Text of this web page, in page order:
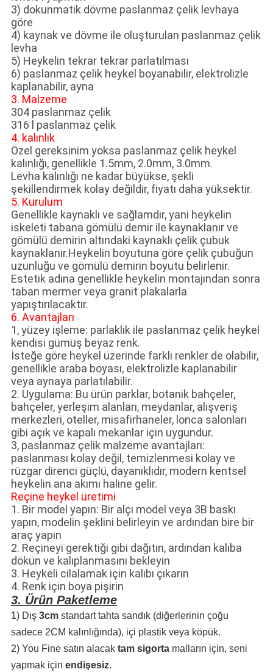
3) dokunmatik dövme paslanmaz çelik levhaya
göre
4) kaynak ve dövme ile oluşturulan paslanmaz çelik
levha
5) Heykelin tekrar tekrar parlatılması
6) paslanmaz çelik heykel boyanabilir, elektrolizle
kaplanabilir, ayna
3. Malzeme
304 paslanmaz çelik
316 l paslanmaz çelik
4. kalınlık
Özel gereksinim yoksa paslanmaz çelik heykel
kalınlığı, genellikle 1.5mm, 2.0mm, 3.0mm.
Levha kalınlığı ne kadar büyükse, şekli
şekillendirmek kolay değildir, fiyatı daha yüksektir.
5. Kurulum
Genellikle kaynaklı ve sağlamdır, yani heykelin
iskeleti tabana gömülü demir ile kaynaklanır ve
gömülü demirin altındaki kaynaklı çelik çubuk
kaynaklanır.Heykelin boyutuna göre çelik çubuğun
uzunluğu ve gömülü demirin boyutu belirlenir.
Estetik adına genellikle heykelin montajından sonra
taban mermer veya granit plakalarla
yapıştırılacaktır.
6. Avantajları
1, yüzey işleme: parlaklık ile paslanmaz çelik heykel
kendisi gümüş beyaz renk.
İsteğe göre heykel üzerinde farklı renkler de olabilir,
genellikle araba boyası, elektrolizle kaplanabilir
veya aynaya parlatılabilir.
2. Uygulama: Bu ürün parklar, botanik bahçeler,
bahçeler, yerleşim alanları, meydanlar, alışveriş
merkezleri, oteller, misafirhaneler, lonca salonları
gibi açık ve kapalı mekanlar için uygundur.
3, paslanmaz çelik malzeme avantajları:
paslanması kolay değil, temizlenmesi kolay ve
rüzgar direnci güçlü, dayanıklıdır, modern kentsel
heykelin ana akımı haline gelir.
Reçine heykel üretimi
1. Bir model yapın: Bir alçı model veya 3B baskı
yapın, modelin şeklini belirleyin ve ardından bire bir
araç yapın
2. Reçineyi gerektiği gibi dağıtın, ardından kalıba
dökün ve kalıplanmasını bekleyin
3. Heykeli cilalamak için kalıbı çıkarın
4. Renk için boya pişirin
3. Ürün Paketleme
1) Dış 3cmstandart tahta sandık (diğerlerinin çoğu
sadece 2CM kalınlığında), içi plastik veya köpük.
2) You Fine satın alacak tam sigortamalların için, seni
yapmak için endişesiz.